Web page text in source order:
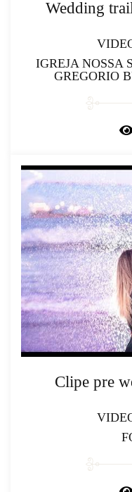
Wedding
IGREJA NOSSA
GREGORIO
Clipe pre